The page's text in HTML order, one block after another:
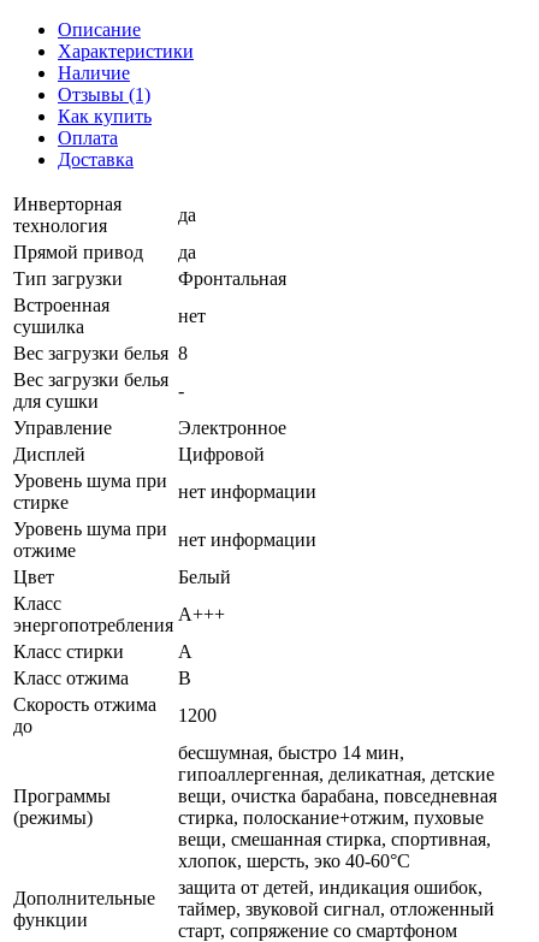
Описание
Характеристики
Наличие
Отзывы (1)
Как купить
Оплата
Доставка
Инверторная
технология
да
Прямой привод
да
Тип загрузки
Фронтальная
Встроенная
сушилка
нет
Вес загрузки белья 8
Вес загрузки белья
для сушки
-
Управление
Электронное
Дисплей
Цифровой
Уровень шума при
стирке
нет информации
Уровень шума при
отжиме
нет информации
Цвет
Белый
Класс
энергопотребления
А+++
Класс стирки
A
Класс отжима
B
Скорость отжима
до
1200
Программы
(режимы)
бесшумная, быстро 14 мин,
гипоаллергенная, деликатная, детские
вещи, очистка барабана, повседневная
стирка, полоскание+отжим, пуховые
вещи, смешанная стирка, спортивная,
хлопок, шерсть, эко 40-60°С
Дополнительные
функции
защита от детей, индикация ошибок,
таймер, звуковой сигнал, отложенный
старт, сопряжение со смартфоном